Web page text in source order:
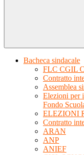
Bacheca sindacale
FLC CGIL
Contratto
Assemblea
Elezioni per
Fondo
ELEZIONI
Contratto
ARAN
ANP
ANIEF